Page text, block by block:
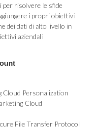
per risolvere le sfide
i propri obiettivi
dei dati di alto livello in
aziendali
Cloud Personalization
Cloud
File Transfer Protocol